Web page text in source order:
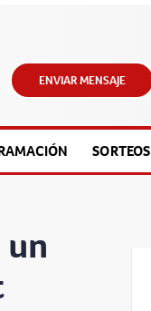
ENVIAR MENSAJE
SORTEOS